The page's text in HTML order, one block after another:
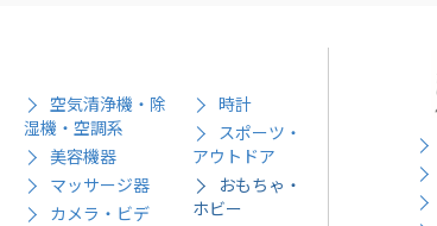
空気清浄機・除
湿機・空調系
美容機器
マッサージ器
カメラ・ビデ
時計
スポーツ・
アウトドア
おもちゃ・
ホビー